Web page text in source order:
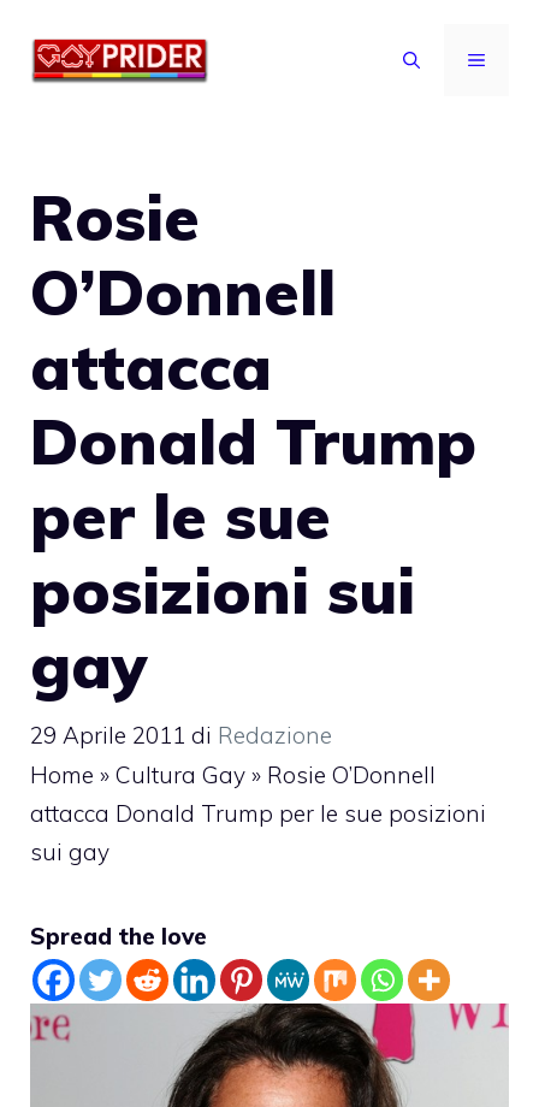
MENU
Rosie
O’Donnell
attacca
Donald Trump
per le sue
posizioni sui
gay
29 Aprile 2011 di Redazione
Home » Cultura Gay » Rosie O’Donnell
attacca Donald Trump per le sue posizioni
sui gay
Spread the love